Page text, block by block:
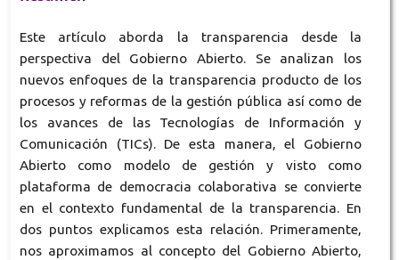
Este artículo aborda la transparencia desde la
perspectiva del Gobierno Abierto. Se analizan los
nuevos enfoques de la transparencia producto de los
procesos y reformas de la gestión pública así como de
los avances de las Tecnologías de Información y
Comunicación (TICs). De esta manera, el Gobierno
Abierto como modelo de gestión y visto como
plataforma de democracia colaborativa se convierte
en el contexto fundamental de la transparencia. En
dos puntos explicamos esta relación. Primeramente,
nos aproximamos al concepto del Gobierno Abierto,